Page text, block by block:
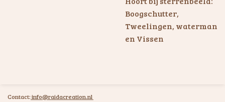
Boogschutter,
Tweelingen, waterman
en Vissen
Contact:info@raidacreation.nl